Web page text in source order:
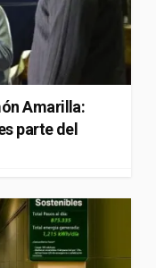
Amarilla:
parte del